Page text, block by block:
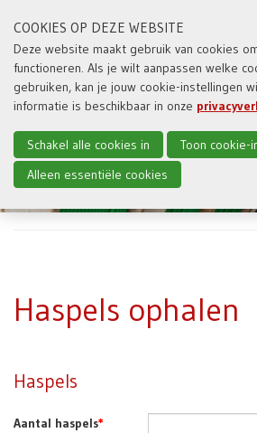
Haspels ophalen
Haspels
Aantal haspels*
COOKIES OP DEZE WEBSITE
Deze website maakt gebruik van cookies
functioneren. Als je wilt aanpassen welke
gebruiken, kan je jouw cookie-instellingen
informatie is beschikbaar in onze
Schakel alle cookies in
Toon cookie-
Alleen essentiële cookies